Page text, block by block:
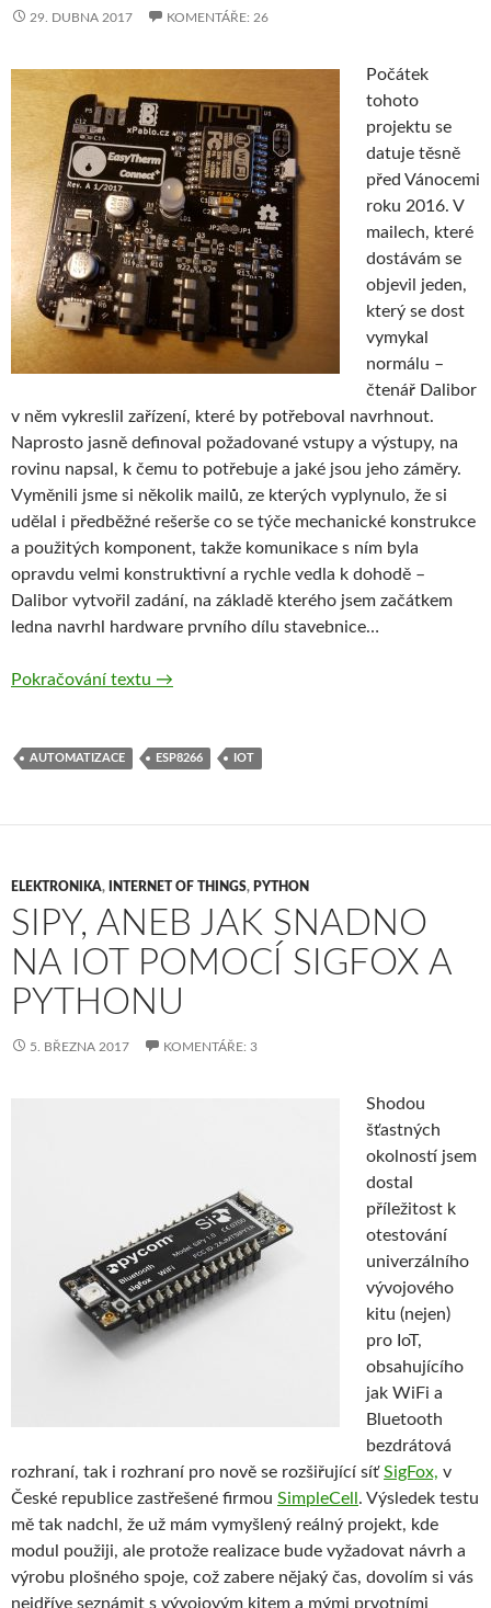
29. DUBNA 2017 KOMENTÁŘE: 26
Počátek
tohoto
projektu se
datuje těsně
před Vánocemi
roku 2016. V
mailech, které
dostávám se
objevil jeden,
který se dost
vymykal
normálu –
čtenář Dalibor
v něm vykreslil zařízení, které by potřeboval navrhnout.
Naprosto jasně definoval požadované vstupy a výstupy, na
rovinu napsal, k čemu to potřebuje a jaké jsou jeho záměry.
Vyměnili jsme si několik mailů, ze kterých vyplynulo, že si
udělal i předběžné rešerše co se týče mechanické konstrukce
a použitých komponent, takže komunikace s ním byla
opravdu velmi konstruktivní a rychle vedla k dohodě –
Dalibor vytvořil zadání, na základě kterého jsem začátkem
ledna navrhl hardware prvního dílu stavebnice…
Pokračování textu Malá domácí automatizace s ESP8266,
→
AUTOMATIZACE ESP8266 IOT
ELEKTRONIKA, INTERNET OF THINGS, PYTHON
SIPY, ANEB JAK SNADNO
NA IOT POMOCÍ SIGFOX A
PYTHONU
5. BŘEZNA 2017 KOMENTÁŘE: 3
Shodou
šťastných
okolností jsem
dostal
příležitost k
otestování
univerzálního
vývojového
kitu (nejen)
pro IoT,
obsahujícího
jak WiFi a
Bluetooth
bezdrátová
rozhraní, tak i rozhraní pro nově se rozšiřující síťSigFox, v
České republice zastřešené firmou SimpleCell . Výsledek testu
mě tak nadchl, že už mám vymyšlený reálný projekt, kde
modul použiji, ale protože realizace bude vyžadovat návrh a
výrobu plošného spoje, což zabere nějaký čas, dovolím si vás
nejdříve seznámit s vývojovým kitem a mými prvotními